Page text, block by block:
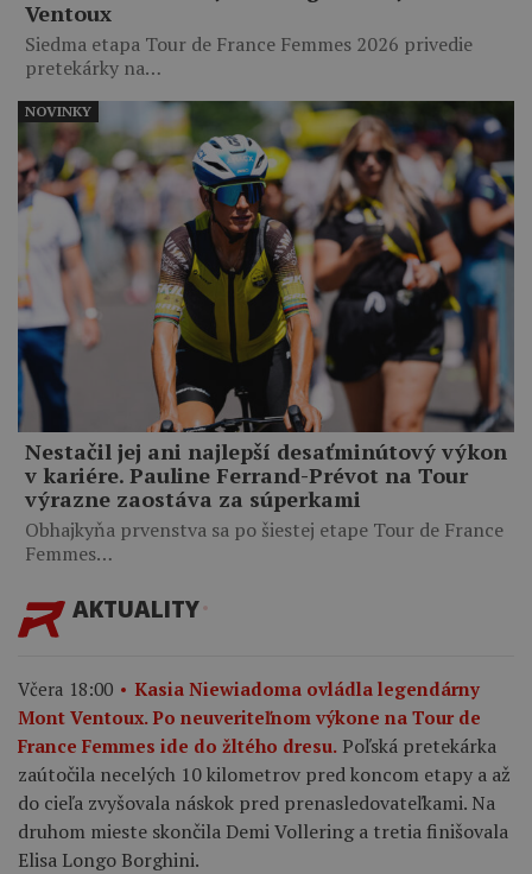
Ventoux
Siedma etapa Tour de France Femmes 2026 privedie
pretekárky na…
Nestačil jej ani najlepší desaťminútový výkon
v kariére. Pauline Ferrand-Prévot na Tour
výrazne zaostáva za súperkami
Obhajkyňa prvenstva sa po šiestej etape Tour de France
Femmes…
NOVINKY
AKTUALITY
Včera 18:00
Kasia Niewiadoma ovládla legendárny
Mont Ventoux. Po neuveriteľnom výkone na Tour de
France Femmes ide do žltého dresu. Poľská pretekárka
zaútočila necelých 10 kilometrov pred koncom etapy a až
do cieľa zvyšovala náskok pred prenasledovateľkami. Na
druhom mieste skončila Demi Vollering a tretia finišovala
Elisa Longo Borghini.